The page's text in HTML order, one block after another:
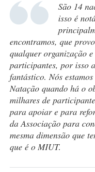
São 14
isso é
encontramos, que
qualquer organização
participantes, por isso
fantástico. Nós
Natação quando há o
milhares de
para apoiar e para
da Associação para
mesma dimensão que
que é o MIUT.